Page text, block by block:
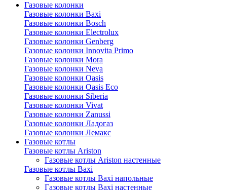
Газовые колонки
Газовые колонки Baxi
Газовые колонки Bosch
Газовые колонки Electrolux
Газовые колонки Genberg
Газовые колонки Innovita Primo
Газовые колонки Mora
Газовые колонки Neva
Газовые колонки Oasis
Газовые колонки Oasis Eco
Газовые колонки Siberia
Газовые колонки Vivat
Газовые колонки Zanussi
Газовые колонки Ладогаз
Газовые колонки Лемакс
Газовые котлы
Газовые котлы Ariston
Газовые котлы Ariston настенные
Газовые котлы Baxi
Газовые котлы Baxi напольные
Газовые котлы Baxi настенные